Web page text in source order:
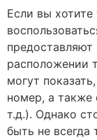
Если вы
расположении
могут
номер, а также
т.д.). Однако
быть не